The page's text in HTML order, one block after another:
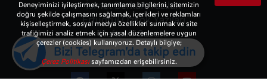
İsmet Berkan Yazıları
Ertuğrul Özkök Yazıları
Haftalık Gazete
Deneyiminizi iyileştirmek, tanımlama bilgilerini, sitemizin
doğru şekilde çalışmasını sağlamak, içerikleri ve reklamları
kişiselleştirmek, sosyal medya özellikleri sunmak ve site
trafiğimizi analiz etmek için yasal düzenlemelere uygun
çerezler (cookies) kullanıyoruz. Detaylı bilgiye;
Çerez Politikasısayfamızdan erişebilirsiniz.
Bizi Telegram'da takip edin